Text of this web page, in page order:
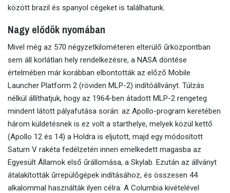
között brazil és spanyol cégeket is találhatunk.
Nagy elődök nyomában
Mivel még az 570 négyzetkilométeren elterülő űrközpontban
sem áll korlátlan hely rendelkezésre, a NASA döntése
értelmében már korábban elbontották az előző Mobile
Launcher Platform 2 (röviden MLP-2) indítóállványt. Túlzás
nélkül állíthatjuk, hogy az 1964-ben átadott MLP-2 rengeteg
mindent látott pályafutása során: az Apollo-program keretében
három küldetésnek is ez volt a starthelye, melyek közül kettő
(Apollo 12 és 14) a Holdra is eljutott, majd egy módosított
Saturn V rakéta fedélzetén innen emelkedett magasba az
Egyesült Államok első űrállomása, a Skylab. Ezután az állványt
átalakították űrrepülőgépek indításához, és összesen 44
alkalommal használták ilyen célra. A Columbia kivételével